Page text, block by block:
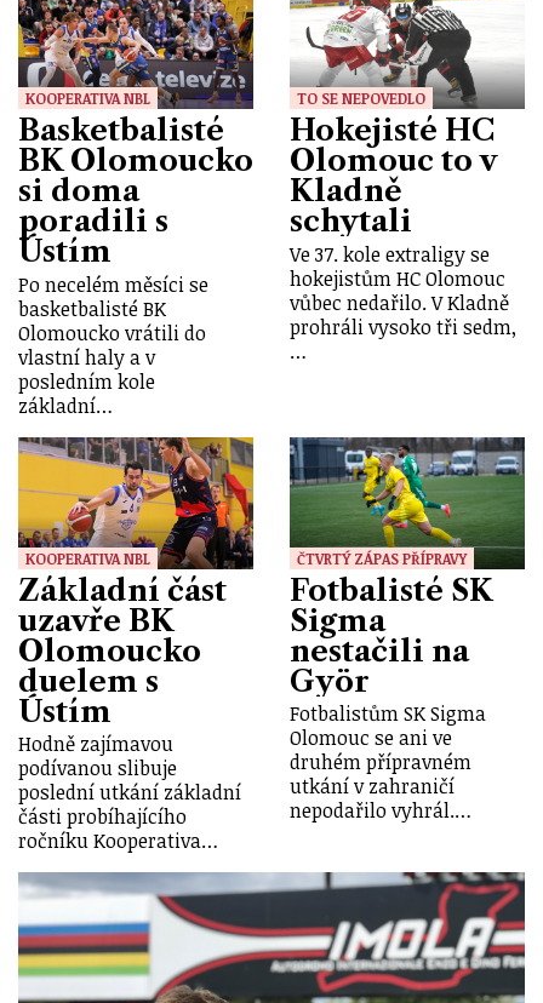
KOOPERATIVA NBL
Basketbalisté
BK Olomoucko
si doma
poradili s
Ústím
Po necelém měsíci se
basketbalisté BK
Olomoucko vrátili do
vlastní haly a v
posledním kole
základní…
TO SE NEPOVEDLO
Hokejisté HC
Olomouc to v
Kladně
schytali
Ve 37. kole extraligy se
hokejistům HC Olomouc
vůbec nedařilo. V Kladně
prohráli vysoko tři sedm,
…
KOOPERATIVA NBL
Základní část
uzavře BK
Olomoucko
duelem s
Ústím
Hodně zajímavou
podívanou slibuje
poslední utkání základní
části probíhajícího
ročníku Kooperativa…
ČTVRTÝ ZÁPAS PŘÍPRAVY
Fotbalisté SK
Sigma
nestačili na
Györ
Fotbalistům SK Sigma
Olomouc se ani ve
druhém přípravném
utkání v zahraničí
nepodařilo vyhrál.…